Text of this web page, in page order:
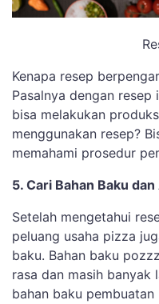
Kenapa resep
Pasalnya dengan
bisa melakukan
menggunakan resep?
memahami prosedur
5. Cari Bahan Baku
Setelah mengetahui
peluang usaha pizza
baku. Bahan baku
rasa dan masih
bahan baku